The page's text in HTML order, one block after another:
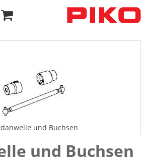
und Buchsen
und Buchsen